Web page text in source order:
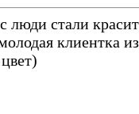
люди стали
клиентка